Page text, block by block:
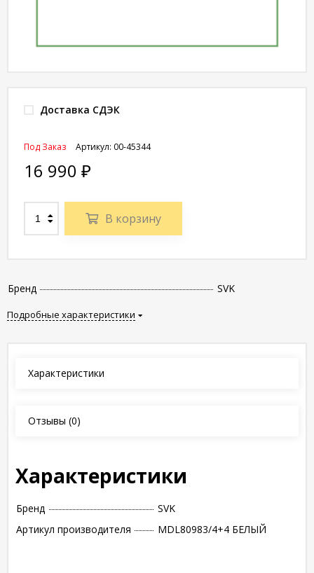
Бренд SVK
Подробные характеристики
Доставка СДЭК
Артикул: 00-45344
Под Заказ
16 990 ₽
В корзину
Характеристики
Отзывы (0)
Характеристики
Бренд
SVK
Артикул производителя
MDL80983/4+4 БЕЛЫЙ